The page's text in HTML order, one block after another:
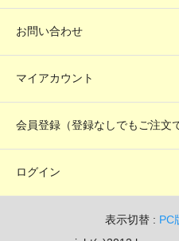
お問い合わせ
マイアカウント
会員登録（登録なしでもご注文
ログイン
表示切替 : PC